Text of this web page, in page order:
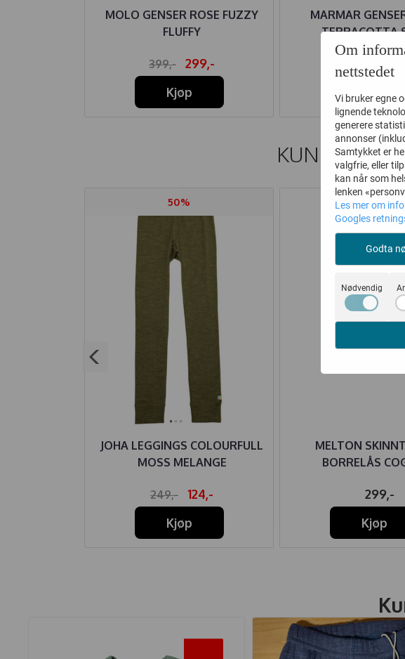
MOLO GENSER ROSE FUZZY
FLUFFY
399,-
299,-
Kjøp
MARMAR
TERRACOTTA
329,-
Kjøp
KUNDER
50%
JOHA LEGGINGS COLOURFULL
MOSS MELANGE
249,-
124,-
Kjøp
MELTON
BORRELÅS
299,-
Kjøp
Om
nettstedet
Vi bruker egne
lignende
generere
annonser
Samtykket er
valgfrie, eller
kan når som
lenken
Les mer om
Googles
Godta
Nødvendig